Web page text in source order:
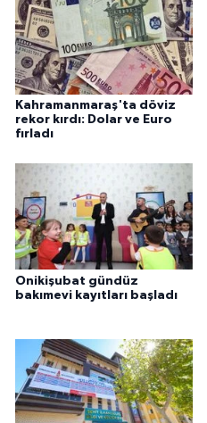
Kahramanmaraş'ta döviz
rekor kırdı: Dolar ve Euro
fırladı
Onikişubat gündüz
bakımevi kayıtları başladı